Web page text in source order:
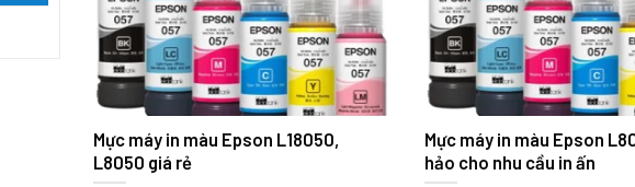
Mực máy in màu Epson L18050,
L8050 giá rẻ
Mực máy in màu Epson
hảo cho nhu cầu in ấn